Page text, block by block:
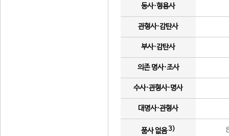
동사·형용사
관형사·감탄사
부사·감탄사
의존 명사·조사
수사·관형사·명사
대명사·관형사
품사 없음3)